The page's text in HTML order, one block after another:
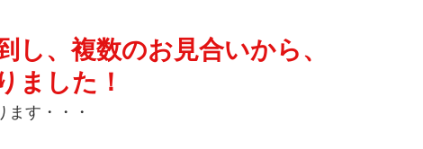
し、複数のお見合いから、
ました！
す・・・